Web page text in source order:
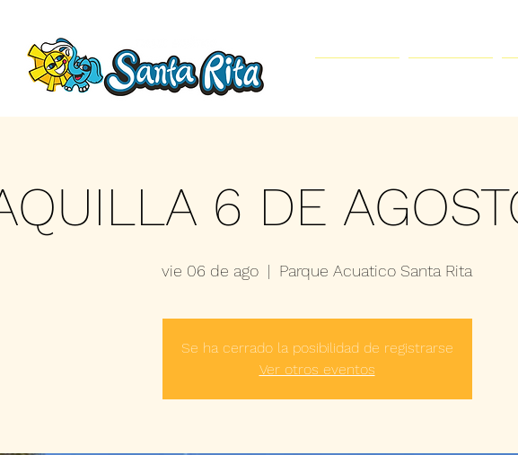
6 DE
vie 06 de ago
  |
Parque Acuatico Santa Rita
Se ha cerrado la posibilidad de registrarse
Ver otros eventos